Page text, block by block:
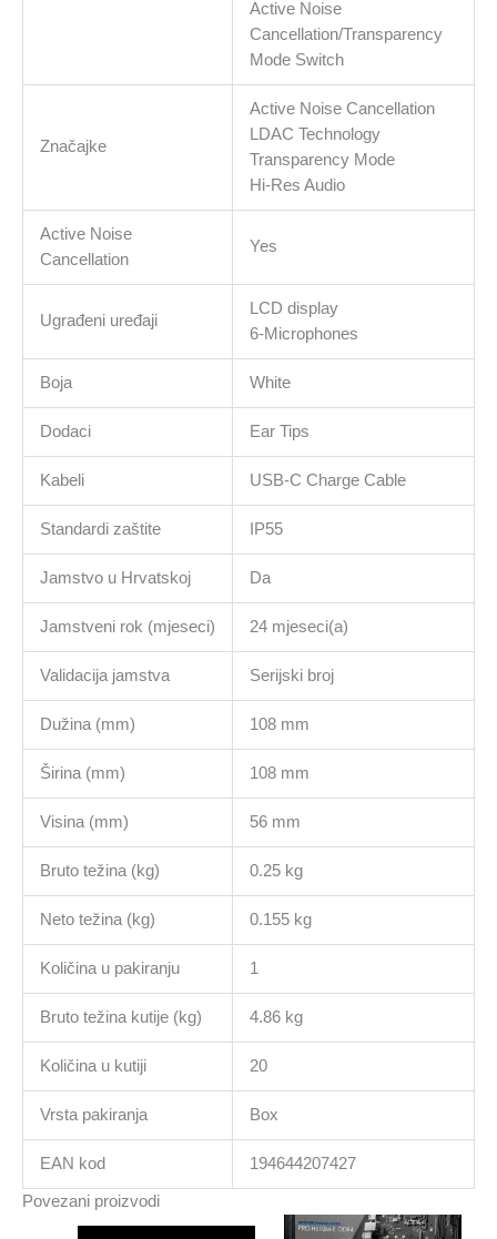
Active Noise
Cancellation/Transparency
Mode Switch
Značajke
Active Noise Cancellation
LDAC Technology
Transparency Mode
Hi-Res Audio
Active Noise
Cancellation
Yes
Ugrađeni uređaji
LCD display
6-Microphones
Boja White
Dodaci Ear Tips
Kabeli USB-C Charge Cable
Standardi zaštite IP55
Jamstvo u Hrvatskoj Da
Jamstveni rok (mjeseci) 24 mjeseci(a)
Validacija jamstva Serijski broj
Dužina (mm) 108 mm
Širina (mm) 108 mm
Visina (mm) 56 mm
Bruto težina (kg) 0.25 kg
Neto težina (kg) 0.155 kg
Količina u pakiranju 1
Bruto težina kutije (kg) 4.86 kg
Količina u kutiji 20
Vrsta pakiranja Box
EAN kod 194644207427
Povezani proizvodi